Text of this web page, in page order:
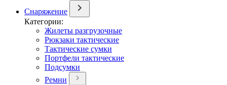
Снаряжение
Категории:
Жилеты разгрузочные
Рюкзаки тактические
Тактические сумки
Портфели тактические
Подсумки
Ремни